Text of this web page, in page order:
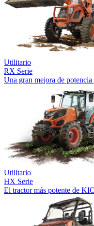
Utilitario
RX Serie
Una gran mejora de
Utilitario
HX Serie
El tractor más potente de